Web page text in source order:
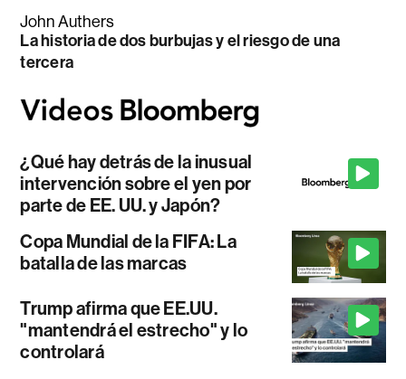
John Authers
La historia de dos burbujas y el riesgo de una
tercera
¿Qué hay detrás de la inusual
intervención sobre el yen por
parte de EE. UU. y Japón?
Copa Mundial de la FIFA: La
batalla de las marcas
Trump afirma que EE.UU.
"mantendrá el estrecho" y lo
controlará